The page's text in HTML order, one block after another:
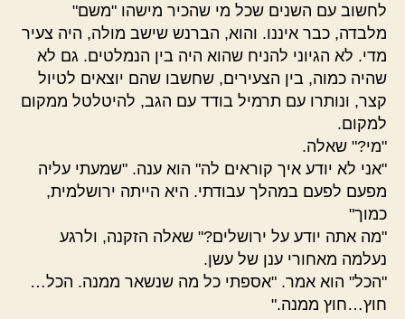
לחשוב עם השנים שכל מי שהכיר מישהו "משם"
מלבדה, כבר איננו. והוא, הברנש שישב מולה, היה צעיר
מדי. לא הגיוני להניח שהוא היה בין הנמלטים. גם לא
שהיה כמוה, בין הצעירים, שחשבו שהם יוצאים לטיול
קצר, ונותרו עם תרמיל בודד עם הגב, להיטלטל ממקום
למקום.
"מי?" שאלה.
"אני לא יודע איך קוראים לה" הוא ענה. "שמעתי עליה
מפעם לפעם במהלך עבודתי. היא הייתה ירושלמית,
כמוך"
"מה אתה יודע על ירושלים?" שאלה הזקנה, ולרגע
נעלמה מאחורי ענן של עשן.
"הכל" הוא אמר. "אספתי כל מה שנשאר ממנה. הכל…
חוץ…חוץ ממנה."